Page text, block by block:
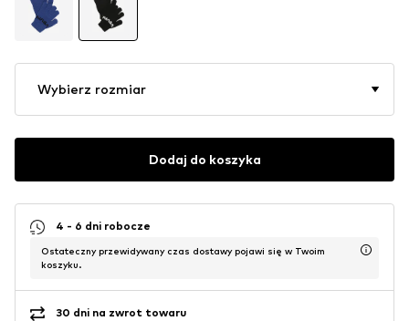
Wybierz rozmiar
Dodaj do koszyka
4 - 6 dni robocze
Ostateczny przewidywany czas dostawy pojawi się w Twoim
koszyku.
30 dni na zwrot towaru